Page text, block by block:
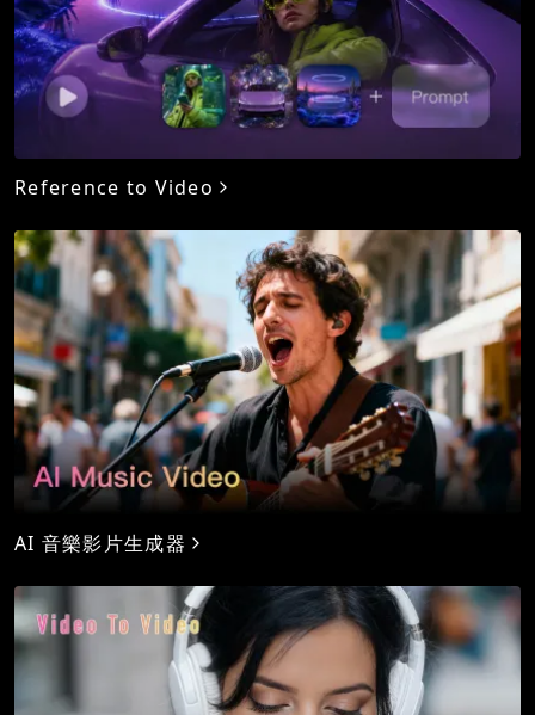
Reference to Video
AI 音樂影片生成器